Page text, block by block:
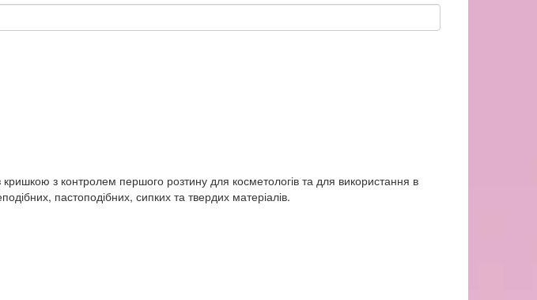
з контролем першого розтину для косметологів та для використання в
пастоподібних, сипких та твердих матеріалів.